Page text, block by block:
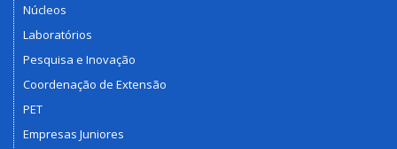
Núcleos
Laboratórios
Pesquisa e Inovação
Coordenação de Extensão
PET
Empresas Juniores